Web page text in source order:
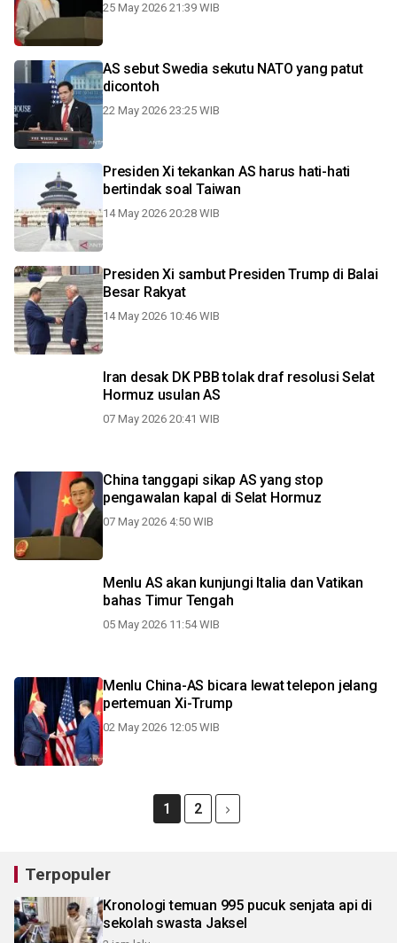
25 May 2026 21:39 WIB
AS sebut Swedia sekutu NATO yang patut
dicontoh
22 May 2026 23:25 WIB
Presiden Xi tekankan AS harus hati-hati
bertindak soal Taiwan
14 May 2026 20:28 WIB
Presiden Xi sambut Presiden Trump di Balai
Besar Rakyat
14 May 2026 10:46 WIB
Iran desak DK PBB tolak draf resolusi Selat
Hormuz usulan AS
07 May 2026 20:41 WIB
China tanggapi sikap AS yang stop
pengawalan kapal di Selat Hormuz
07 May 2026 4:50 WIB
Menlu AS akan kunjungi Italia dan Vatikan
bahas Timur Tengah
05 May 2026 11:54 WIB
Menlu China-AS bicara lewat telepon jelang
pertemuan Xi-Trump
02 May 2026 12:05 WIB
1 2
Terpopuler
Kronologi temuan 995 pucuk senjata api di
sekolah swasta Jaksel